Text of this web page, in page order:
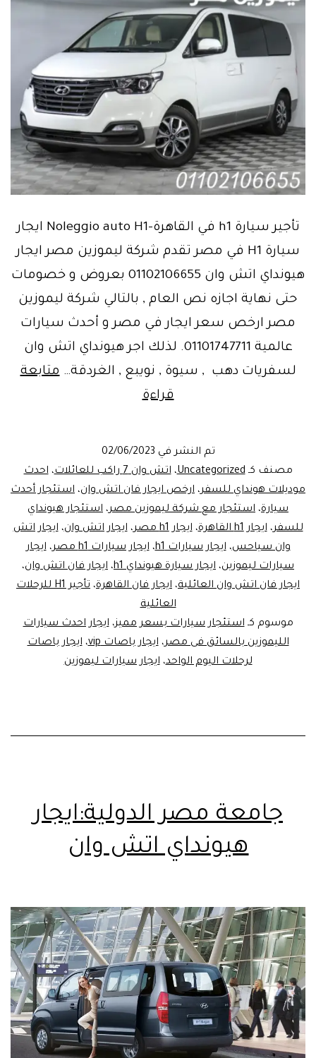
تأجير سيارة h1 في القاهرة-Noleggio auto H1 ايجار
سيارة H1 في مصر تقدم شركة ليموزين مصر ايجار
هيونداي اتش وان 01102106655 بعروض و خصومات
حتى نهاية اجازه نص العام , بالتالي شركة ليموزين
مصر ارخص سعر ايجار في مصر و أحدث سيارات
عالمية 01101747711. لذلك اجر هيونداي اتش وان
لسفريات دهب , سيوة , نويبع , الغردقة…متابعة
قراءةايجار
فان
عائلي-
Noleggio
auto
H1
تم النشر في 02/06/2023
مصنف كـUncategorized،اتش وان 7 راكب للعائلات ،احدث
موديلات هونداي للسفر، ارخص ايجار فان اتش وان، استئجار أحدث
سيارة، استئجار مع شركة ليموزين مصر، استئجار هيونداي
للسفر،ايجار h1 القاهرة ،ايجار h1 مصر ،ايجار اتش وان،ايجار اتش
وان سياحس،ايجار سيارات h1 ،ايجار سيارات h1 مصر ،ايجار
سيارات ليموزين، ايجار سيارة هيونداي h1 ، ايجار فان اتش وان،
ايجار فان اتش وان العائلية، ايجار فان القاهرة،
تأجير H1 للرحلات
العائلية
موسوم كـاستئجار سيارات بسعر مميز،ايجار احدث سيارات
الليموزين بالسائق فى مصر،ايجار باصات vip ،ايجار باصات
لرحلات اليوم الواحد،ايجار سيارات ليموزين
جامعة مصر الدولية:ايجار
هيونداي اتش وان